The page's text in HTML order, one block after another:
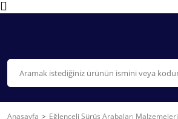
Anasayfa Eğlenceli Sürüş Arabaları Malzemeleri